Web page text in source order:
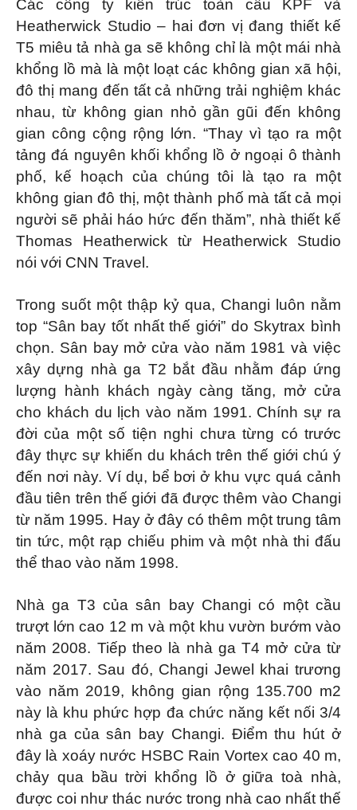
Các công ty kiến ​​trúc toàn cầu KPF và
Heatherwick Studio – hai đơn vị đang thiết kế
T5 miêu tả nhà ga sẽ không chỉ là một mái nhà
khổng lồ mà là một loạt các không gian xã hội,
đô thị mang đến tất cả những trải nghiệm khác
nhau, từ không gian nhỏ gần gũi đến không
gian công cộng rộng lớn. “Thay vì tạo ra một
tảng đá nguyên khối khổng lồ ở ngoại ô thành
phố, kế hoạch của chúng tôi là tạo ra một
không gian đô thị, một thành phố mà tất cả mọi
người sẽ phải háo hức đến thăm”, nhà thiết kế
Thomas Heatherwick từ Heatherwick Studio
nói với CNN Travel.
Trong suốt một thập kỷ qua, Changi luôn nằm
top “Sân bay tốt nhất thế giới” do Skytrax bình
chọn. Sân bay mở cửa vào năm 1981 và việc
xây dựng nhà ga T2 bắt đầu nhằm đáp ứng
lượng hành khách ngày càng tăng, mở cửa
cho khách du lịch vào năm 1991. Chính sự ra
đời của một số tiện nghi chưa từng có trước
đây thực sự khiến du khách trên thế giới chú ý
đến nơi này. Ví dụ, bể bơi ở khu vực quá cảnh
đầu tiên trên thế giới đã được thêm vào Changi
từ năm 1995. Hay ở đây có thêm một trung tâm
tin tức, một rạp chiếu phim và một nhà thi đấu
thể thao vào năm 1998.
Nhà ga T3 của sân bay Changi có một cầu
trượt lớn cao 12 m và một khu vườn bướm vào
năm 2008. Tiếp theo là nhà ga T4 mở cửa từ
năm 2017. Sau đó, Changi Jewel khai trương
vào năm 2019, không gian rộng 135.700 m2
này là khu phức hợp đa chức năng kết nối 3/4
nhà ga của sân bay Changi. Điểm thu hút ở
đây là xoáy nước HSBC Rain Vortex cao 40 m,
chảy qua bầu trời khổng lồ ở giữa toà nhà,
được coi như thác nước trong nhà cao nhất thế